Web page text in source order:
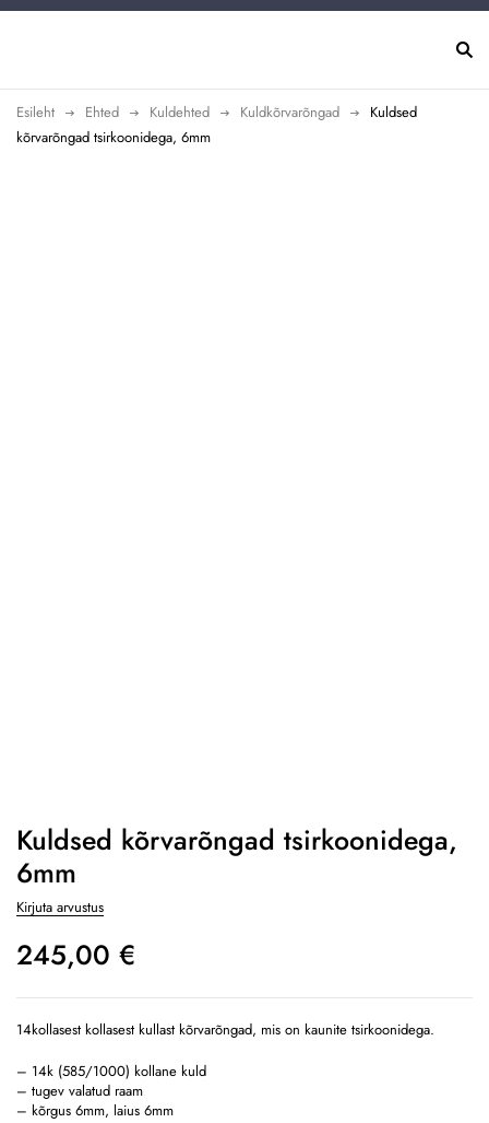
Esileht Ehted Kuldehted Kuldkõrvarõngad
Kuldsed
kõrvarõngad tsirkoonidega, 6mm
Kuldsed kõrvarõngad tsirkoonidega,
6mm
Kirjuta arvustus
245,00 €
14kollasest kollasest kullast kõrvarõngad, mis on kaunite tsirkoonidega.
– 14k (585/1000) kollane kuld
– tugev valatud raam
– kõrgus 6mm, laius 6mm